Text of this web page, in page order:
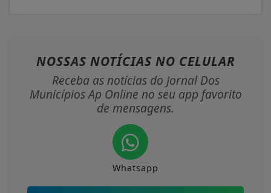
NOSSAS NOTÍCIAS NO CELULAR
Receba as notícias do Jornal Dos
Municípios Ap Online no seu app favorito
de mensagens.
Whatsapp